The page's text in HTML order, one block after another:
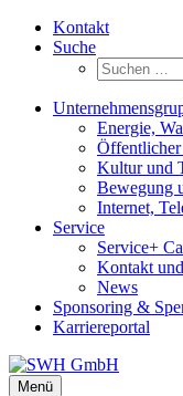
Zum
Inhalt
Kontakt
Suche
Suchen
nach:
Energie,
Kultur und
Bewegung
Internet,
Service
Service+
Kontakt
News
Sponsoring &
Karriereportal
Menü